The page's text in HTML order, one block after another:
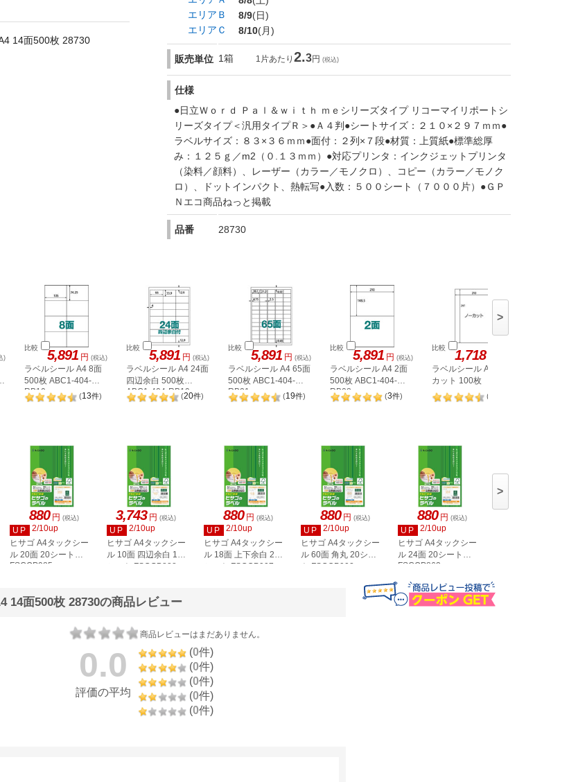
エリアＢ
8/9(日)
エリアＣ
8/10(月)
販売単位 1箱 1片あたり 2.3円 (税込)
仕様
●日立Ｗｏｒｄ Ｐａｌ＆ｗｉｔｈ ｍｅシリーズタイプ リコーマイリポートシ
リーズタイプ＜汎用タイプＲ＞●Ａ４判●シートサイズ：２１０×２９７ｍｍ●
ラベルサイズ：８３×３６ｍｍ●面付：２列×７段●材質：上質紙●標準総厚
み：１２５ｇ／m2（０.１３ｍｍ）●対応プリンタ：インクジェットプリンタ
（染料／顔料）、レーザー（カラー／モノクロ）、コピー（カラー／モノク
ロ）、ドットインパクト、熱転写●入数：５００シート（７０００片）●ＧＰ
Ｎエコ商品ねっと掲載
品番 28730
14面500枚 28730
)
比較 5,891 円 (税込)
ラベルシール A4 8面
500枚 ABC1-404-
RB10
(13件)
比較 5,891 円 (税込)
ラベルシール A4 24面
四辺余白 500枚
ABC1-404-RB19
(20件)
比較 5,891 円 (税込)
ラベルシール A4 65面
500枚 ABC1-404-
RB21
(19件)
比較 5,891 円 (税込)
ラベルシール A4 2面
500枚 ABC1-404-
RB08
(3件)
比較 1,718
ラベルシール A4 ノー
カット 100枚
(
>
880 円 (税込)
UP
2/10up
ヒサゴ A4タックシー
ル 20面 20シート
FSCOP985
3,743 円 (税込)
UP
2/10up
ヒサゴ A4タックシー
ル 10面 四辺余白 100
シート FSCGB888
880 円 (税込)
UP
2/10up
ヒサゴ A4タックシー
ル 18面 上下余白 20
シート FSCOP907
880 円 (税込)
UP
2/10up
ヒサゴ A4タックシー
ル 60面 角丸 20シー
ト FSCOP902
880 円 (税込)
UP
2/10up
ヒサゴ A4タックシー
ル 24面 20シート
FSCOP863
>
14面500枚 28730の商品レビュー
商品レビューはまだありません。
0.0
評価の平均
(0件)
(0件)
(0件)
(0件)
(0件)